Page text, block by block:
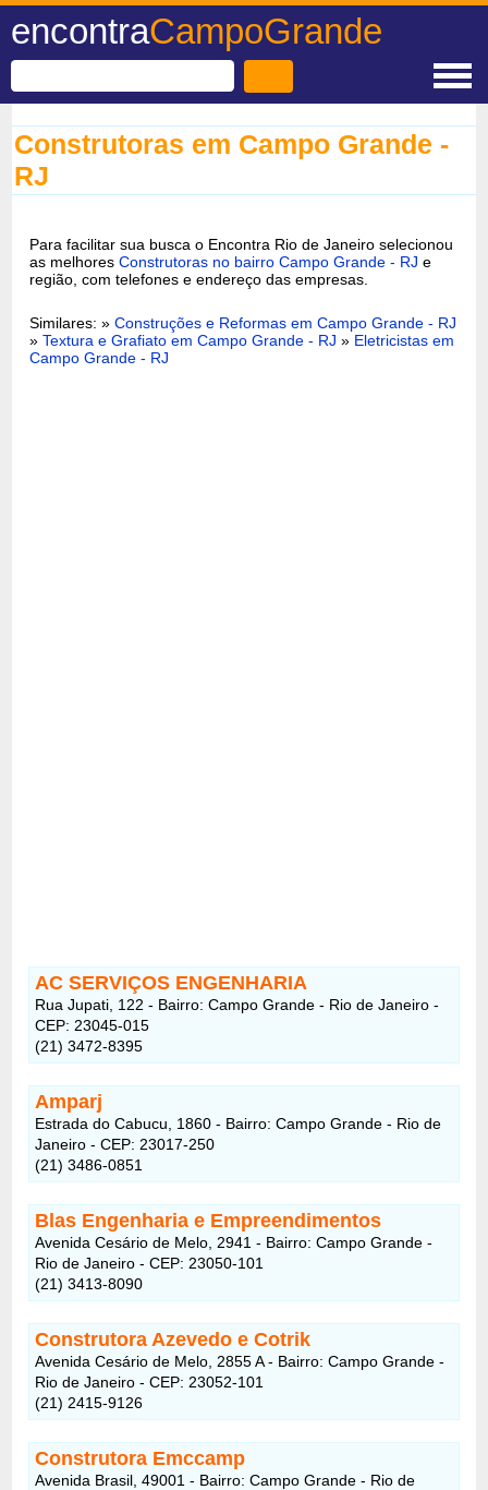
encontraCampoGrande
Construtoras em Campo Grande -
RJ
Para facilitar sua busca o Encontra Rio de Janeiro selecionou
as melhoresConstrutoras no bairro Campo Grande - RJ e
região, com telefones e endereço das empresas.
Similares: »Construções e Reformas em Campo Grande - RJ
»Textura e Grafiato em Campo Grande - RJ » Eletricistas em
Campo Grande - RJ
AC SERVIÇOS ENGENHARIA
Rua Jupati, 122 - Bairro: Campo Grande - Rio de Janeiro -
CEP: 23045-015
(21) 3472-8395
Amparj
Estrada do Cabucu, 1860 - Bairro: Campo Grande - Rio de
Janeiro - CEP: 23017-250
(21) 3486-0851
Blas Engenharia e Empreendimentos
Avenida Cesário de Melo, 2941 - Bairro: Campo Grande -
Rio de Janeiro - CEP: 23050-101
(21) 3413-8090
Construtora Azevedo e Cotrik
Avenida Cesário de Melo, 2855 A - Bairro: Campo Grande -
Rio de Janeiro - CEP: 23052-101
(21) 2415-9126
Construtora Emccamp
Avenida Brasil, 49001 - Bairro: Campo Grande - Rio de